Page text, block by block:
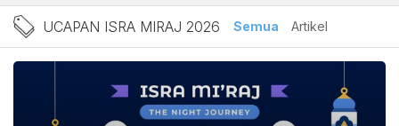
Berita Ucapan Isra Miraj
UCAPAN ISRA MIRAJ 2026 Semua Artikel